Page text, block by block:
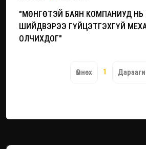
"МӨНГӨТЭЙ БАЯН КОМПАНИУД
ШИЙДВЭРЭЭ ГҮЙЦЭТГЭХГҮЙ
ОЛЧИХДОГ"
Өмнөх 1